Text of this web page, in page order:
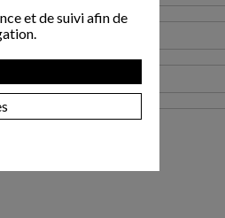
et de suivi afin de